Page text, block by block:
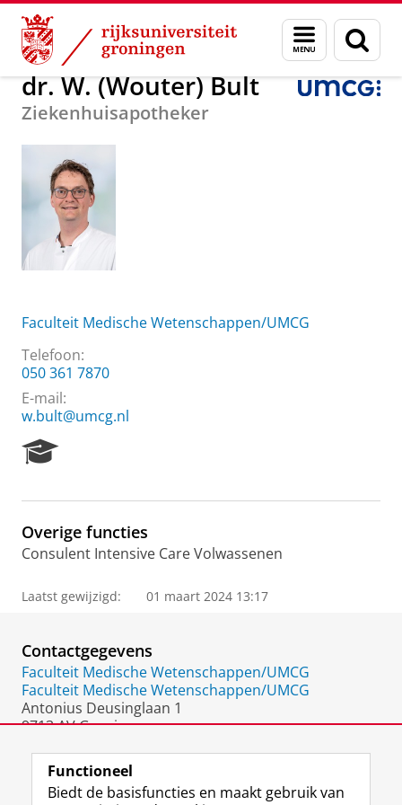
Skip
Content
Skip
Navigation
Menu
en
zoeken
Over ons dr. W. (Wouter) Bult
dr. W. (Wouter) Bult
Ziekenhuisapotheker
Faculteit Medische Wetenschappen/UMCG
Telefoon:
050 361 7870
E-mail:
w.bult@umcg.nl
e
r
c
P
o
t
l
Overige functies
Consulent Intensive Care Volwassenen
Laatst gewijzigd: 01 maart 2024 13:17
Contactgegevens
Faculteit Medische Wetenschappen/UMCG
Faculteit Medische Wetenschappen/UMCG
Antonius Deusinglaan 1
9713 AV Groningen
Functioneel
Biedt de basisfuncties en maakt gebruik van